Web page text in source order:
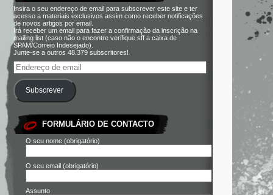
Insira o seu endereço de email para subscrever este site e ter
acesso a materiais exclusivos assim como receber notificações
de novos artigos por email.
Irá receber um email para fazer a confirmação da inscrição na
mailing list (caso não o encontre verifique sff a caixa de
SPAM/Correio Indesejado).
Junte-se a outros 48.379 subscritores!
Subscrever
FORMULÁRIO DE CONTACTO
O seu nome (obrigatório)
O seu email (obrigatório)
Assunto